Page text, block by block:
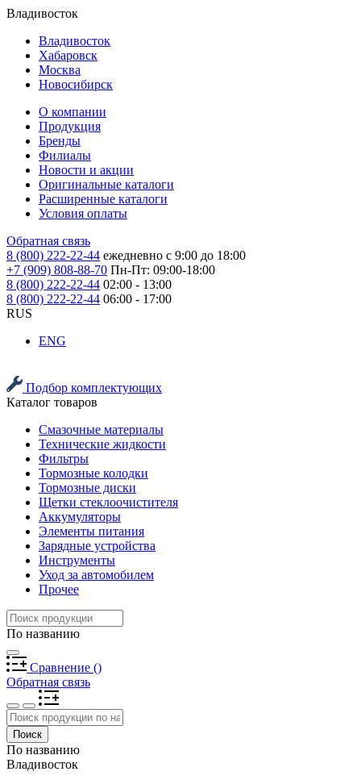
Владивосток
Владивосток
Хабаровск
Москва
Новосибирск
О компании
Продукция
Бренды
Филиалы
Новости и акции
Оригинальные каталоги
Расширенные каталоги
Условия оплаты
Обратная связь
8 (800) 222-22-44 ежедневно с 9:00 до 18:00
+7 (909) 808-88-70 Пн-Пт: 09:00-18:00
8 (800) 222-22-44 02:00 - 13:00
8 (800) 222-22-44 06:00 - 17:00
RUS
ENG
Подбор комплектующих
Каталог товаров
Смазочные материалы
Технические жидкости
Фильтры
Тормозные колодки
Тормозные диски
Щетки стеклоочистителя
Аккумуляторы
Элементы питания
Зарядные устройства
Инструменты
Уход за автомобилем
Прочее
По названию
Сравнение ()
Обратная связь
Поиск
По названию
Владивосток